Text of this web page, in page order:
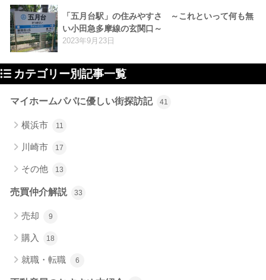
「五月台駅」の住みやすさ ～これといって何も無
い小田急多摩線の玄関口～
2023年9月23日
カテゴリー別記事一覧
マイホームパパに優しい街探訪記 41
横浜市 11
川崎市 17
その他 13
売買仲介解説 33
売却 9
購入 18
就職・転職 6